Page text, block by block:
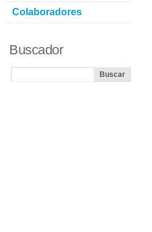
Colaboradores
Buscador